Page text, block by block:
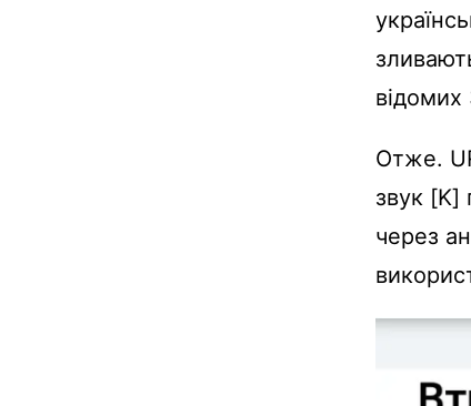
відомих
Отже.
звук [K]
через